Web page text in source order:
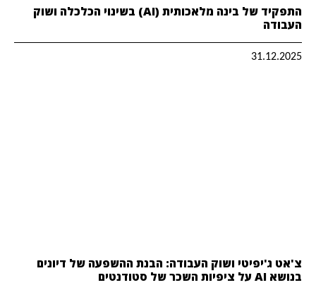
התפקיד של בינה מלאכותית (AI) בשינוי הכלכלה ושוק
העבודה
31.12.2025
צ'אט ג'יפיטי ושוק העבודה: הבנת ההשפעה של דיונים
בנושא AI על ציפיות השכר של סטודנטים